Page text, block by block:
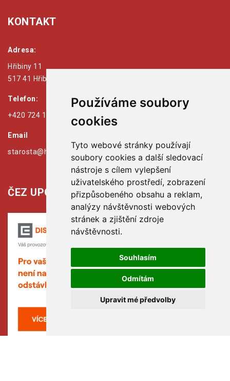
Používáme soubory
cookies
Tyto webové stránky používají
soubory cookies a další sledovací
nástroje s cílem vylepšení
uživatelského prostředí, zobrazení
přizpůsobeného obsahu a reklam,
analýzy návštěvnosti webových
stránek a zjištění zdroje
návštěvnosti.
Souhlasím
Odmítám
Upravit mé předvolby
KONTAKT
Adresa:
Hřibiny 11
517 41 Hřibiny - Ledská
Telefon:
+420 724 179 125
Email
starosta@hribiny-ledska.cz
ČEZ UPOZORŇUJE: